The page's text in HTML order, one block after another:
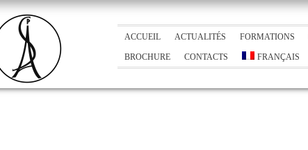
ACCUEIL ACTUALITÉS FORMATIONS
BROCHURE CONTACTS FRANÇAIS